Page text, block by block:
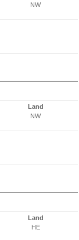
NW
Land
NW
Land
HE